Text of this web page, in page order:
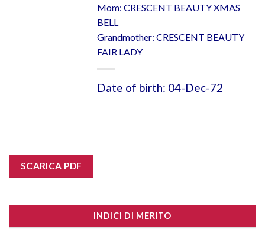
Mom: CRESCENT BEAUTY XMAS
BELL
Grandmother: CRESCENT BEAUTY
FAIR LADY
Date of birth: 04-Dec-72
SCARICA PDF
INDICI DI MERITO